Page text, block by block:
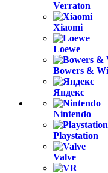
Verraton
Xiaomi
Loewe
Bowers &
Яндекс
Nintendo
Playstation
Valve